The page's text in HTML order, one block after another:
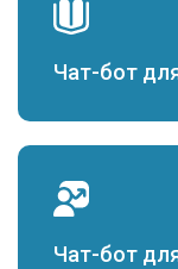
Чат-бот
Чат-бот